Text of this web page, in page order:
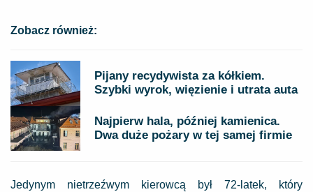
Zobacz również:
Pijany recydywista za kółkiem.
Szybki wyrok, więzienie i utrata auta
Najpierw hala, później kamienica.
Dwa duże pożary w tej samej firmie
Jedynym nietrzeźwym kierowcą był 72-latek, który